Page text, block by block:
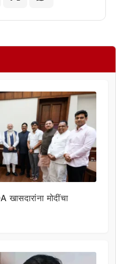
खासदारांना मोदींचा